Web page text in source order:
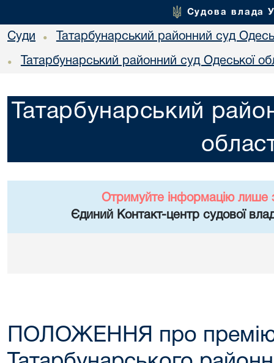
Судова влада
Суди • Татарбунарський районний суд
• Татарбунарський районний суд Одеської
Татарбунарський
Отримуйте інформацію лише
Єдиний Контакт-центр судової
ПОЛОЖЕННЯ про